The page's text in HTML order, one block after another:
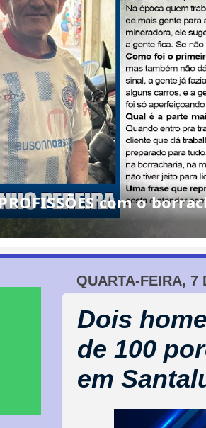
com o
QUARTA-FEIRA, 7
Dois
de 100
em